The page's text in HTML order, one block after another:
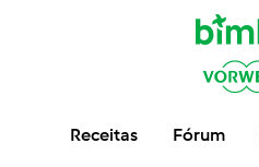
Receitas Fórum